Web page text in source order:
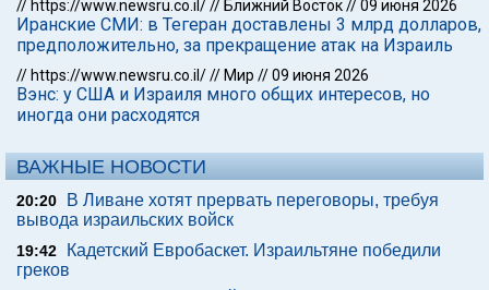
// https://www.newsru.co.il/// Ближний Восток//09 июня 2026
Иранские СМИ: в Тегеран доставлены 3 млрд долларов,
предположительно, за прекращение атак на Израиль
// https://www.newsru.co.il/// Мир //09 июня 2026
Вэнс: у США и Израиля много общих интересов, но
иногда они расходятся
ВАЖНЫЕ НОВОСТИ
20:20
В Ливане хотят прервать переговоры, требуя
вывода израильских войск
19:42
Кадетский Евробаскет. Израильтяне победили
греков